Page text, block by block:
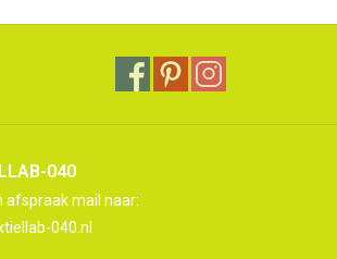
040
afspraak mail naar:
040.nl